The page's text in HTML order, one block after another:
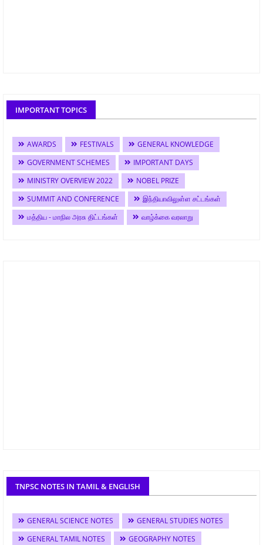
IMPORTANT TOPICS
AWARDS FESTIVALS
GENERAL KNOWLEDGE
GOVERNMENT SCHEMES
IMPORTANT DAYS
MINISTRY OVERVIEW 2022
NOBEL PRIZE
SUMMIT AND CONFERENCE
இந்தியாவிலுள்ள சட்டங்கள்
மத்திய - மாநில அரசு திட்டங்கள்
வாழ்க்கை வரலாறு
TNPSC NOTES IN TAMIL & ENGLISH
GENERAL SCIENCE NOTES
GENERAL STUDIES NOTES
GENERAL TAMIL NOTES
GEOGRAPHY NOTES